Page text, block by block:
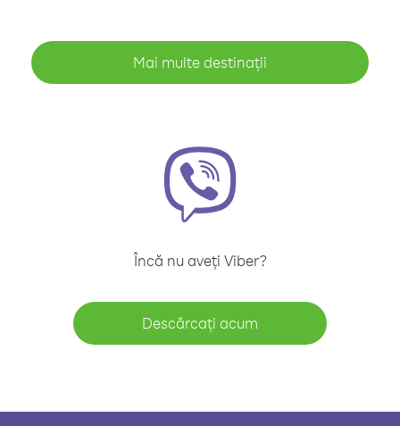
Mai multe destinații
Încă nu aveți Viber?
Descărcați acum